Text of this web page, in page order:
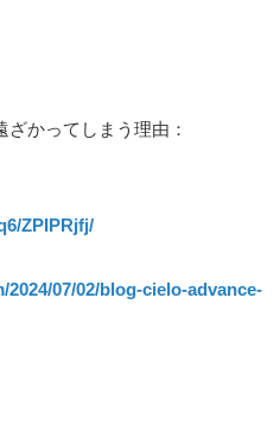
かってしまう理由：
ZPIPRjfj/
07/02/blog-cielo-advance-